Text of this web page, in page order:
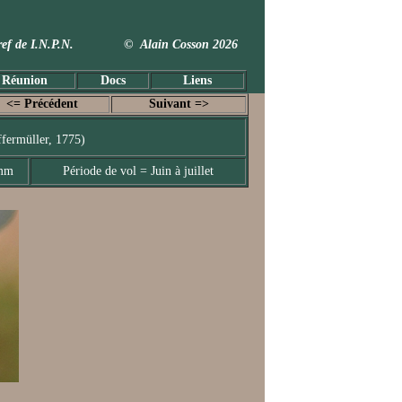
de I.N.P.N. © Alain Cosson 2026
Docs Liens
<= Précédent Suivant =>
1775)
Période de vol = Juin à juillet